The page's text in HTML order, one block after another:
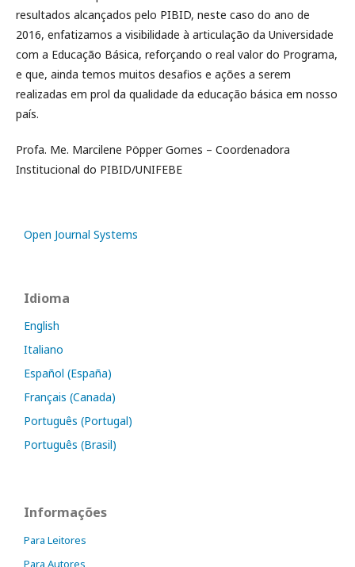
resultados alcançados pelo PIBID, neste caso do ano de
2016, enfatizamos a visibilidade à articulação da Universidade
com a Educação Básica, reforçando o real valor do Programa,
e que, ainda temos muitos desafios e ações a serem
realizadas em prol da qualidade da educação básica em nosso
país.
Profa. Me. Marcilene Pöpper Gomes – Coordenadora
Institucional do PIBID/UNIFEBE
Open Journal Systems
Idioma
English
Italiano
Español (España)
Français (Canada)
Português (Portugal)
Português (Brasil)
Informações
Para Leitores
Para Autores